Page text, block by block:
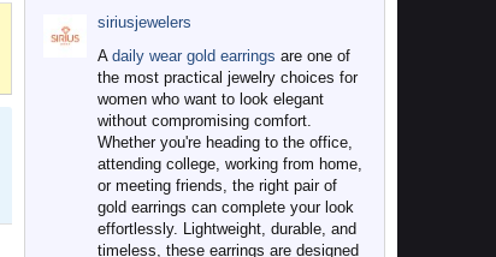
siriusjewelers
A daily wear gold earrings are one of
the most practical jewelry choices for
women who want to look elegant
without compromising comfort.
Whether you're heading to the office,
attending college, working from home,
or meeting friends, the right pair of
gold earrings can complete your look
effortlessly. Lightweight, durable, and
timeless, these earrings are designed